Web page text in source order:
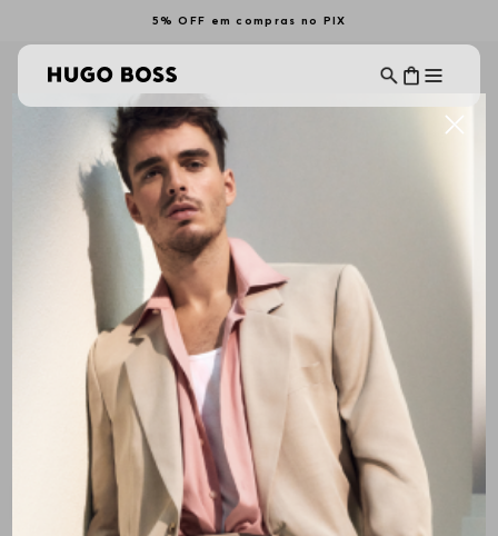
5% OFF em compras no PIX
Acessórios
PRIVATE SALE - FEMININO
40% de desconto usando o cupom
PRIVATESALE
no carrinho
ALL BRANDS Filtrar Ordenar Por